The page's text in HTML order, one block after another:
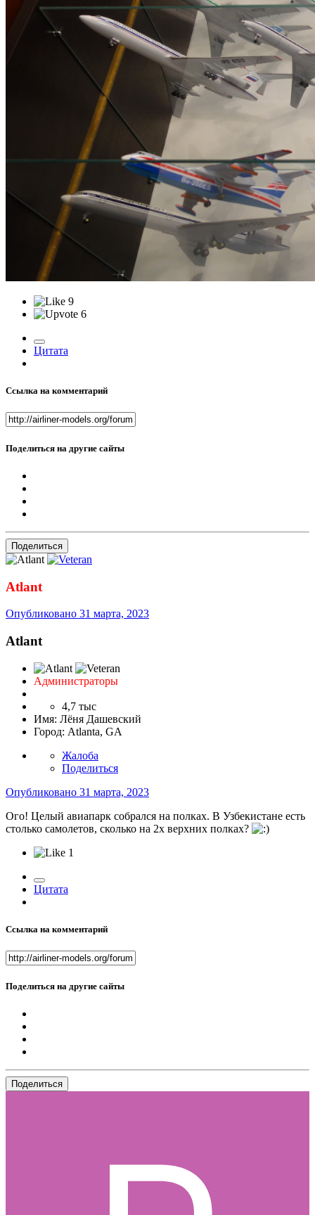
9
6
Цитата
Ссылка на комментарий
Поделиться на другие сайты
Поделиться
Atlant
Опубликовано 31 марта, 2023
Atlant
Администраторы
4,7 тыс
Имя: Лёня Дашевский
Город: Atlanta, GA
Жалоба
Поделиться
Опубликовано 31 марта, 2023
Ого! Целый авиапарк собрался на полках. В Узбекистане есть
столько самолетов, сколько на 2х верхних полках?
1
Цитата
Ссылка на комментарий
Поделиться на другие сайты
Поделиться